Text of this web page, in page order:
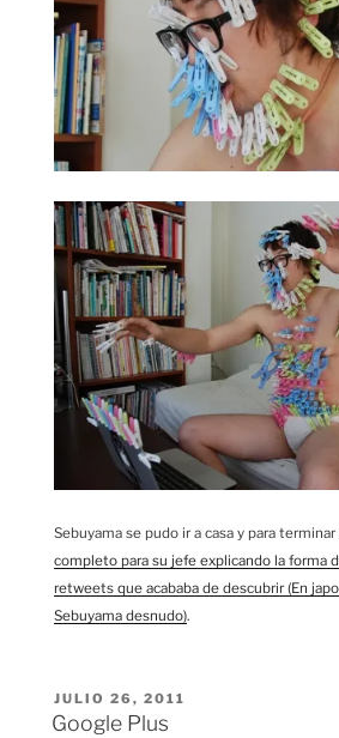
Sebuyama se pudo ir a casa y para
completo para su jefe explicando la forma
retweets que acababa de descubrir (En
Sebuyama desnudo).
PUBLICADO
EL
JULIO 26, 2011
Google Plus